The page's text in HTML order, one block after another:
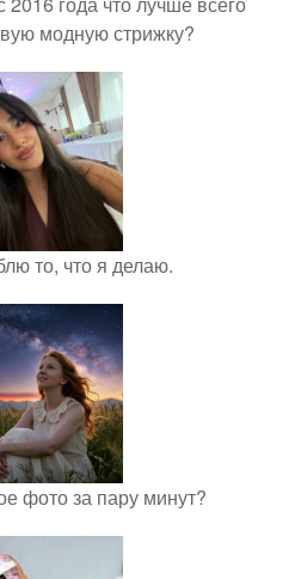
модную стрижку?
то, что я делаю.
фото за пару минут?